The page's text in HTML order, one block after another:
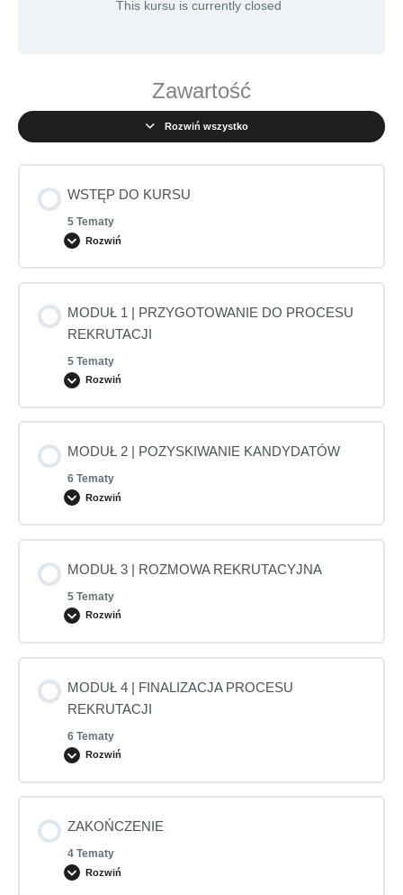
This kursu is currently closed
Zawartość
Rozwiń wszystko
WSTĘP DO KURSU
5 Tematy
Rozwiń
MODUŁ 1 | PRZYGOTOWANIE DO PROCESU
REKRUTACJI
5 Tematy
Rozwiń
MODUŁ 2 | POZYSKIWANIE KANDYDATÓW
6 Tematy
Rozwiń
MODUŁ 3 | ROZMOWA REKRUTACYJNA
5 Tematy
Rozwiń
MODUŁ 4 | FINALIZACJA PROCESU
REKRUTACJI
6 Tematy
Rozwiń
ZAKOŃCZENIE
4 Tematy
Rozwiń